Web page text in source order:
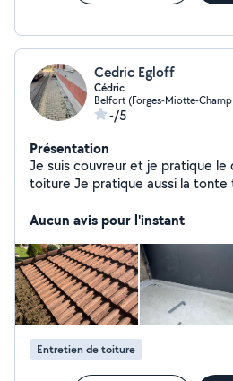
Cedric Egloff
Cédric
Belfort (Forges-Miotte-
-/5
Présentation
Je suis couvreur et je pratique le demoussage de
toiture Je pratique aussi la tonte taille de haie ainsi que
ainsi que l'étanchéité pvc Mise en peinture plafond et
Aucun avis pour l'instant
Entretien de toiture